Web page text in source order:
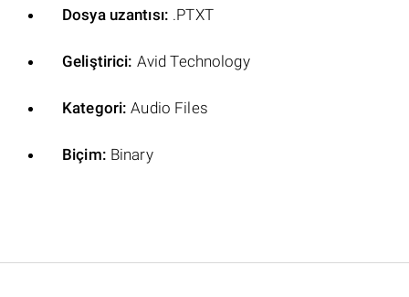
Dosya uzantısı: .PTXT
Geliştirici: Avid Technology
Kategori: Audio Files
Biçim: Binary